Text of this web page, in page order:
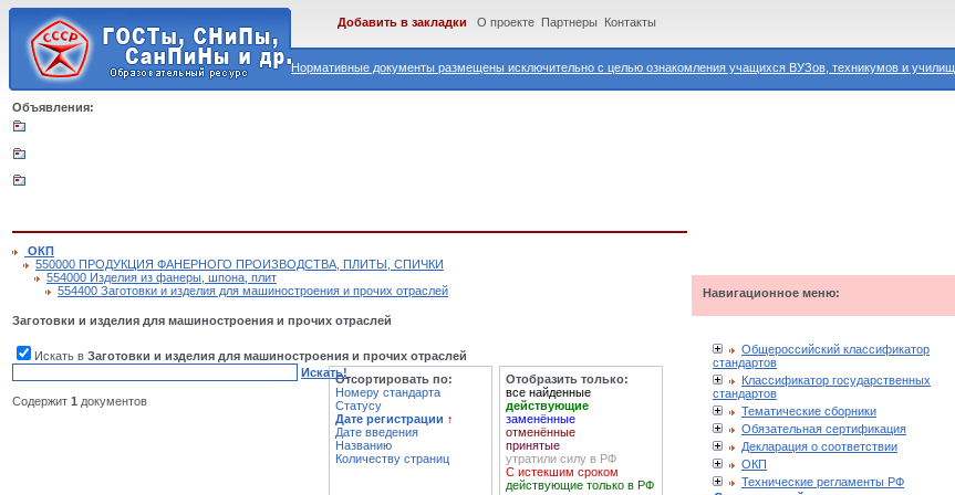
Нормативные документы размещены исключительно с целью ознакомления учащихся ВУЗов, техникумов и училищ.
Добавить в закладки О проекте Партнеры Контакты
Объявления:
ОКП
550000 ПРОДУКЦИЯ ФАНЕРНОГО ПРОИЗВОДСТВА, ПЛИТЫ, СПИЧКИ
554000 Изделия из фанеры, шпона, плит
554400 Заготовки и изделия для машиностроения и прочих отраслей
Заготовки и изделия для машиностроения и прочих отраслей
Искать в Заготовки и изделия для машиностроения и прочих отраслей
Искать!
Содержит 1 документов
Отсортировать по:
Номеру стандарта
Статусу
Дате регистрации ↑
Дате введения
Названию
Количеству страниц
Отобразить только:
все найденные
действующие
заменённые
отменённые
принятые
утратили силу в РФ
С истекшим сроком
действующие только в РФ
Навигационное меню:
Общероссийский классификатор
стандартов
Классификатор государственных
стандартов
Тематические сборники
Обязательная сертификация
Декларация о соответствии
ОКП
Технические регламенты РФ